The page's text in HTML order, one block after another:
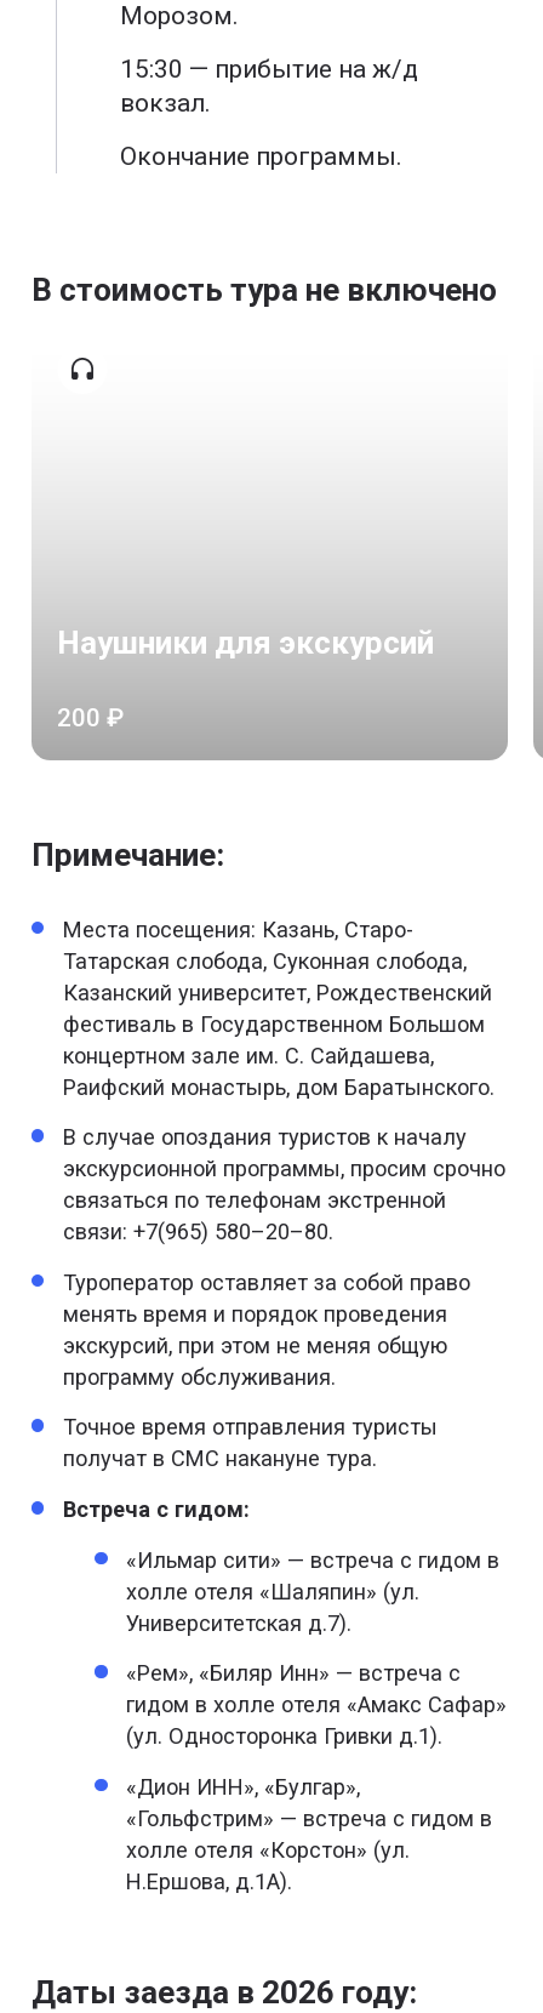
Морозом.
15:30 — прибытие на ж/д
вокзал.
Окончание программы.
В стоимость тура не включено
Наушники для экскурсий
200 ₽
Примечание:
Места посещения: Казань, Старо-
Татарская слобода, Суконная слобода,
Казанский университет, Рождественский
фестиваль в Государственном Большом
концертном зале им. С. Сайдашева,
Раифский монастырь, дом Баратынского.
В случае опоздания туристов к началу
экскурсионной программы, просим срочно
связаться по телефонам экстренной
связи: +7(965) 580–20–80.
Туроператор оставляет за собой право
менять время и порядок проведения
экскурсий, при этом не меняя общую
программу обслуживания.
Точное время отправления туристы
получат в СМС накануне тура.
Встреча с гидом:
«Ильмар сити» — встреча с гидом в
холле отеля «Шаляпин» (ул.
Университетская д.7).
«Рем», «Биляр Инн» — встреча с
гидом в холле отеля «Амакс Сафар»
(ул. Односторонка Гривки д.1).
«Дион ИНН», «Булгар»,
«Гольфстрим» — встреча с гидом в
холле отеля «Корстон» (ул.
Н.Ершова, д.1А).
Даты заезда в 2026 году: